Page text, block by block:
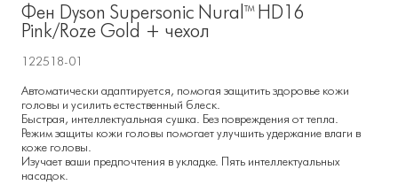
Фен Dyson Supersonic Nural™ HD16
Pink/Roze Gold + чехол
122518-01
Автоматически адаптируется, помогая защитить здоровье кожи
головы и усилить естественный блеск.
Быстрая, интеллектуальная сушка. Без повреждения от тепла.
Режим защиты кожи головы помогает улучшить удержание влаги в
коже головы.
Изучает ваши предпочтения в укладке. Пять интеллектуальных
насадок.